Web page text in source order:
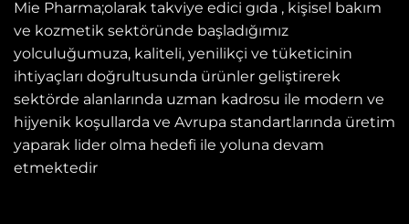
Mie Pharma;olarak takviye edici gıda , kişisel bakım
ve kozmetik sektöründe başladığımız
yolculuğumuza, kaliteli, yenilikçi ve tüketicinin
ihtiyaçları doğrultusunda ürünler geliştirerek
sektörde alanlarında uzman kadrosu ile modern ve
hijyenik koşullarda ve Avrupa standartlarında üretim
yaparak lider olma hedefi ile yoluna devam
etmektedir